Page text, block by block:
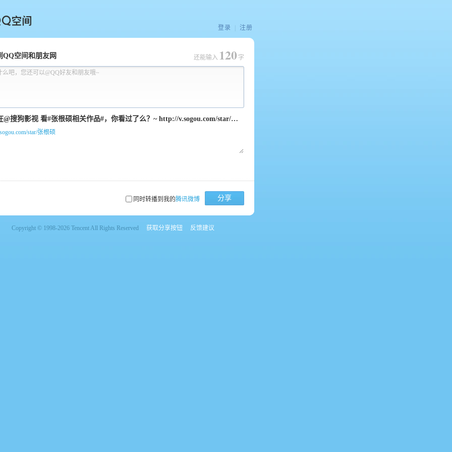
间
登录 注册
QQ空间和朋友网
么吧，您还可以@QQ好友和朋友哦~
还能输入 120 字
star/张根硕
同时转播到我的腾讯微博 分享
Copyright © 1998-2026 Tencent All Rights Reserved 获取分享按钮 反馈建议